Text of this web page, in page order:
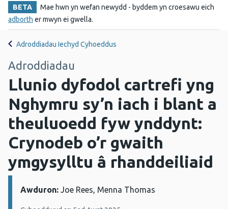
BETA
Mae hwn yn wefan newydd - byddem yn croesawu eich
adborth er mwyn ei gwella.
Adroddiadau Iechyd Cyhoeddus
Adroddiadau
Llunio dyfodol cartrefi yng
Nghymru sy’n iach i blant a
theuluoedd fyw ynddynt:
Crynodeb o’r gwaith
ymgysylltu â rhanddeiliaid
Manylion:
Awduron: Joe Rees, Menna Thomas